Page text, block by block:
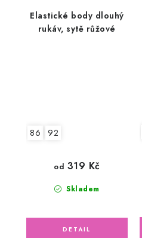
Elastické body dlouhý
rukáv, sytě růžové
86 92
Skladem
od 319 Kč